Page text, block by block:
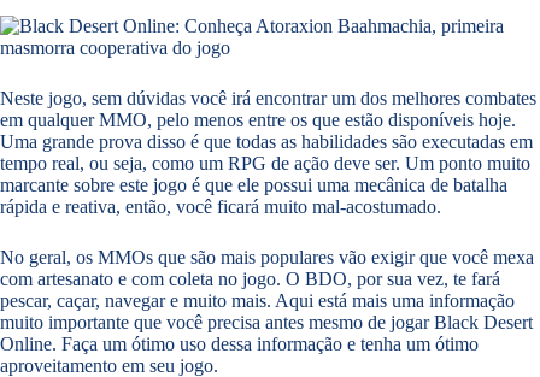
Neste jogo, sem dúvidas você irá encontrar um dos melhores combates
em qualquer MMO, pelo menos entre os que estão disponíveis hoje.
Uma grande prova disso é que todas as habilidades são executadas em
tempo real, ou seja, como um RPG de ação deve ser. Um ponto muito
marcante sobre este jogo é que ele possui uma mecânica de batalha
rápida e reativa, então, você ficará muito mal-acostumado.
No geral, os MMOs que são mais populares vão exigir que você mexa
com artesanato e com coleta no jogo. O BDO, por sua vez, te fará
pescar, caçar, navegar e muito mais. Aqui está mais uma informação
muito importante que você precisa antes mesmo de jogar Black Desert
Online. Faça um ótimo uso dessa informação e tenha um ótimo
aproveitamento em seu jogo.